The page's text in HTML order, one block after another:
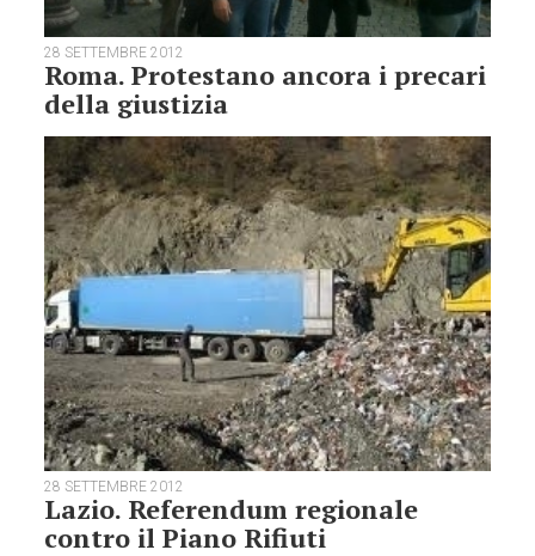
28 SETTEMBRE 2012
Roma. Protestano ancora i precari
della giustizia
28 SETTEMBRE 2012
Lazio. Referendum regionale
contro il Piano Rifiuti